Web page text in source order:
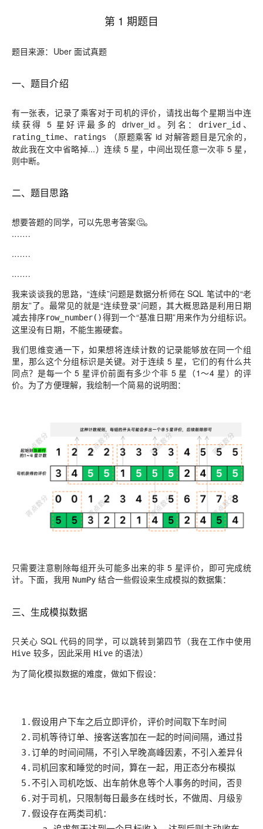
第 1 期题目
题目来源：Uber 面试真题
一、题目介绍
有一张表，记录了乘客对于司机的评价，请找出每个星期当中连
续 获得 5 星好评最多的 driver_id。列名： driver_id 、
rating_time、 ratings
（原题乘客 id 对解答题目是冗余的，
故此我在文中省略掉...）连续 5 星，中间出现任意一次非 5 星，
则中断。
二、题目思路
想要答题的同学，可以先思考答案🤔。
.……
.……
.……
我来谈谈我的思路，“连续”问题是数据分析师在 SQL 笔试中的“老
朋友”了。最常见的就是“连续登录”问题，其大概思路是利用日期
减去排序row_number()得到一个“基准日期”用来作为分组标识。
这里没有日期，不能生搬硬套。
我们思维变通一下，如果想将连续计数的记录能够放在同一个组
里，那么这个分组标识是关键。对于连续 5 星，它们的有什么共
同点？是每一个 5 星评价前面有多少个非 5 星（1～4 星）的评
价。为了方便理解，我绘制一个简易的说明图：
只需要注意剔除每组开头可能多出来的非 5 星评价，即可完成统
计。下面，我用 NumPy 结合一些假设来生成模拟的数据集：
三、生成模拟数据
只关心 SQL 代码的同学，可以跳转到第四节（我在工作中使用
Hive 较多，因此采用 Hive的语法）
为了简化模拟数据的难度，做如下假设：